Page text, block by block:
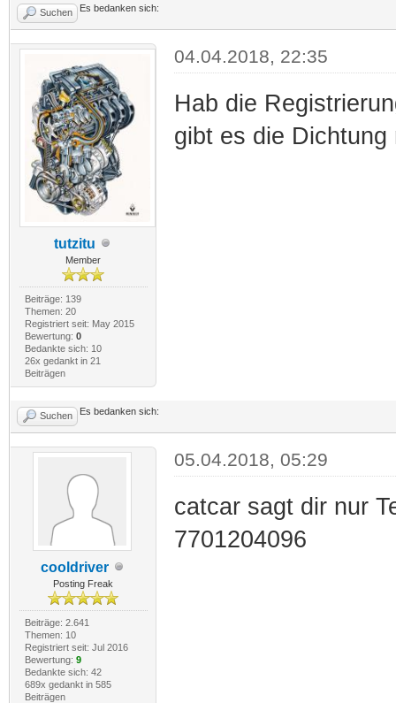
Suchen Es bedanken sich:
tutzitu
Member
Beiträge: 139
Themen: 20
Registriert seit: May 2015
Bewertung: 0
Bedankte sich: 10
26x gedankt in 21
Beiträgen
04.04.2018, 22:35
Hab die
gibt es die Dichtung
Suchen Es bedanken sich:
cooldriver
Posting Freak
Beiträge: 2.641
Themen: 10
Registriert seit: Jul 2016
Bewertung: 9
Bedankte sich: 42
689x gedankt in 585
Beiträgen
05.04.2018, 05:29
catcar sagt dir nur
7701204096